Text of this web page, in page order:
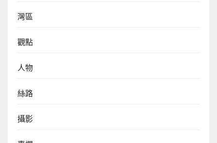
灣區
觀點
人物
絲路
攝影